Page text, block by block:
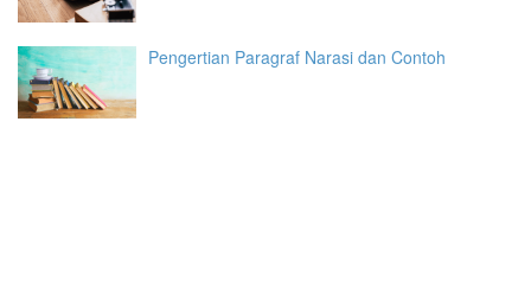
Pengertian Paragraf Narasi dan Contoh